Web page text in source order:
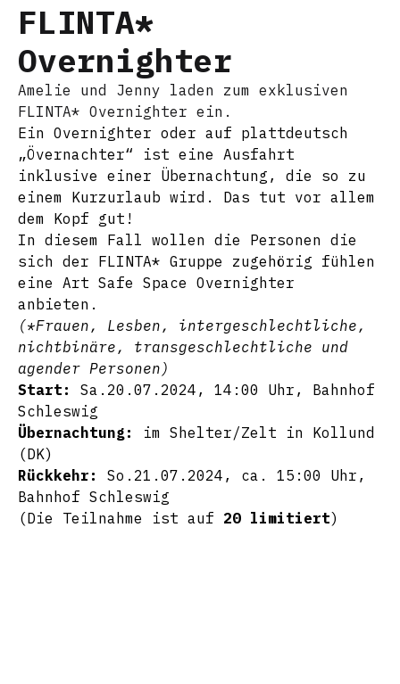
FLINTA*
Overnighter
Amelie und Jenny laden zum exklusiven
FLINTA* Overnighter ein.
Ein Overnighter oder auf plattdeutsch
„Övernachter“ ist eine Ausfahrt
inklusive einer Übernachtung, die so zu
einem Kurzurlaub wird. Das tut vor allem
dem Kopf gut!
In diesem Fall wollen die Personen die
sich der FLINTA* Gruppe zugehörig fühlen
eine Art Safe Space Overnighter
anbieten.
(*Frauen, Lesben, intergeschlechtliche,
nichtbinäre, transgeschlechtliche und
agender Personen)
Start:
Sa.20.07.2024, 14:00 Uhr, Bahnhof
Schleswig
Übernachtung:
im Shelter/Zelt in Kollund
(DK)
Rückkehr:
So.21.07.2024, ca. 15:00 Uhr,
Bahnhof Schleswig
(Die Teilnahme ist auf 20 limitiert)